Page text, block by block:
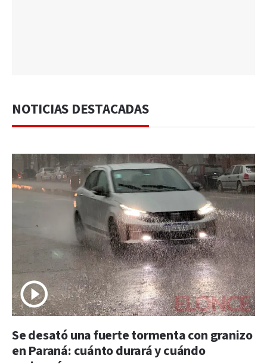
NOTICIAS DESTACADAS
Se desató una fuerte tormenta con granizo
en Paraná: cuánto durará y cuándo